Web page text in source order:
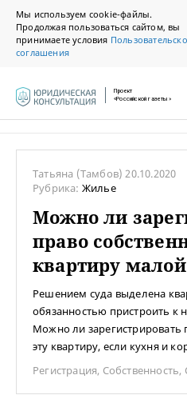
Мы используем cookie-файлы.
Продолжая пользоваться сайтом, вы
принимаете условия
соглашения
Проект
«Российской газеты»
Татьяна (Тамбов)20.10.2020
Рубрика: Жилье
Можно ли
право
квартиру
Решением суда выделена
обязанностью пристроить к
Можно ли зарегистрировать
эту квартиру, если кухня и
Регистрация, Собственность,